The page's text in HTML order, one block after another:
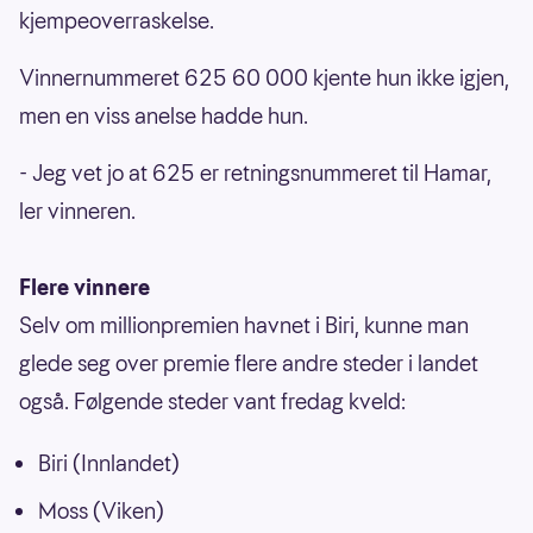
kjempeoverraskelse.
Vinnernummeret 625 60 000 kjente hun ikke igjen,
men en viss anelse hadde hun.
- Jeg vet jo at 625 er retningsnummeret til Hamar,
ler vinneren.
Flere vinnere
Selv om millionpremien havnet i Biri, kunne man
glede seg over premie flere andre steder i landet
også. Følgende steder vant fredag kveld:
Biri (Innlandet)
Moss (Viken)